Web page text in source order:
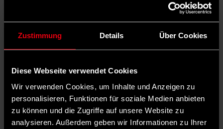
Zustimmung Details Über Cookies
Diese Webseite verwendet Cookies
Wir verwenden Cookies, um Inhalte und Anzeigen zu
personalisieren, Funktionen für soziale Medien anbieten
zu können und die Zugriffe auf unsere Website zu
analysieren. Außerdem geben wir Informationen zu Ihrer